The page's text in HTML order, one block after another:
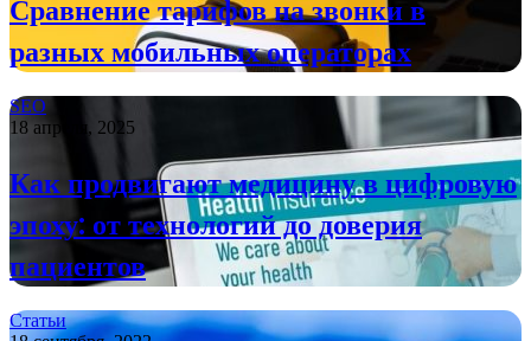
Сравнение тарифов на звонки в
разных мобильных операторах
SEO
18 апреля, 2025
Как продвигают медицину в цифровую
эпоху: от технологий до доверия
пациентов
Статьи